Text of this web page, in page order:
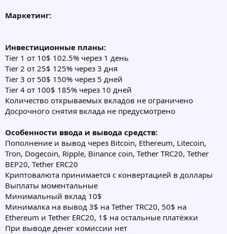
Маркетинг:
Инвестиционные планы:
Tier 1 от 10$ 102.5% через 1 день
Tier 2 от 25$ 125% через 3 дня
Tier 3 от 50$ 150% через 5 дней
Tier 4 от 100$ 185% через 10 дней
Количество открываемых вкладов не ограничено
Досрочного снятия вклада не предусмотрено
Особенности ввода и вывода средств:
Пополнение и вывод через Bitcoin, Ethereum, Litecoin,
Tron, Dogecoin, Ripple, Binance coin, Tether TRC20, Tether
BEP20, Tether ERC20
Криптовалюта принимается с конвертацией в доллары
Выплаты моментальные
Минимальный вклад 10$
Минималка на вывод 3$ на Tether TRC20, 50$ на
Ethereum и Tether ERC20, 1$ на остальные платёжки
При выводе денег комиссии нет